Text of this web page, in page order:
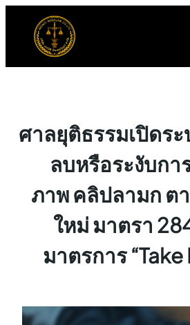
ศาลยุติธรรมเปิดระ
ลบหรือระงับกา
ภาพ คลิปลามก ต
ใหม่ มาตรา
มาตรการ “Take